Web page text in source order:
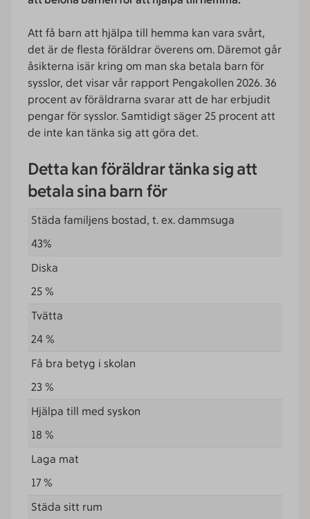
Att få barn att hjälpa till hemma kan vara svårt,
det är de flesta föräldrar överens om. Däremot går
åsikterna isär kring om man ska betala barn för
sysslor, det visar vår rapport Pengakollen 2026. 36
procent av föräldrarna svarar att de har erbjudit
pengar för sysslor. Samtidigt säger 25 procent att
de inte kan tänka sig att göra det.
Detta kan föräldrar tänka sig att
betala sina barn för
Städa familjens bostad, t. ex. dammsuga
43%
Diska
25 %
Tvätta
24 %
Få bra betyg i skolan
23 %
Hjälpa till med syskon
18 %
Laga mat
17 %
Städa sitt rum